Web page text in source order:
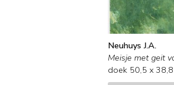
Neuhuys J.A.
Meisje met geit
doek 50,5 x 38,8